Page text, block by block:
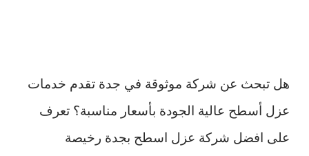
هل تبحث عن شركة موثوقة في جدة تقدم خدمات
عزل أسطح عالية الجودة بأسعار مناسبة؟ تعرف
على افضل شركة عزل اسطح بجدة رخيصة